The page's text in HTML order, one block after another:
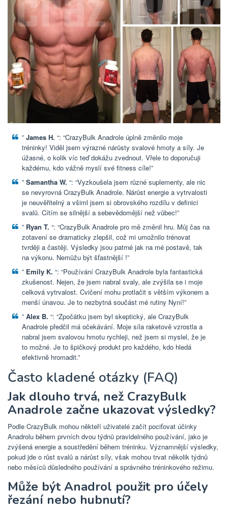
” James H. “: “CrazyBulk Anadrole úplně změnilo moje
tréninky! Viděl jsem výrazné nárůsty svalové hmoty a síly. Je
úžasné, o kolik víc teď dokážu zvednout. Vřele to doporučuji
každému, kdo vážně myslí své fitness cíle!”
” Samantha W. “: “Vyzkoušela jsem různé suplementy, ale nic
se nevyrovná CrazyBulk Anadrole. Nárůst energie a vytrvalosti
je neuvěřitelný a všiml jsem si obrovského rozdílu v definici
svalů. Cítím se silnější a sebevědomější než vůbec!”
” Ryan T. “: “CrazyBulk Anadrole pro mě změnil hru. Můj čas na
zotavení se dramaticky zlepšil, což mi umožnilo trénovat
tvrději a častěji. Výsledky jsou patrné jak na mé postavě, tak
na výkonu. Nemůžu být šťastnější !”
” Emily K. “: “Používání CrazyBulk Anadrole byla fantastická
zkušenost. Nejen, že jsem nabral svaly, ale zvýšila se i moje
celková vytrvalost. Cvičení mohu protlačit s větším výkonem a
menší únavou. Je to nezbytná součást mé rutiny Nyní!”
” Alex B. “: “Zpočátku jsem byl skeptický, ale CrazyBulk
Anadrole předčil má očekávání. Moje síla raketově vzrostla a
nabral jsem svalovou hmotu rychleji, než jsem si myslel, že je
to možné. Je to špičkový produkt pro každého, kdo hledá
efektivně hromadit.”
Často kladené otázky (FAQ)
Jak dlouho trvá, než CrazyBulk
Anadrole začne ukazovat výsledky?
Podle CrazyBulk mohou někteří uživatelé začít pociťovat účinky
Anadrolu během prvních dvou týdnů pravidelného používání, jako je
zvýšená energie a soustředění během tréninku. Významnější výsledky,
pokud jde o růst svalů a nárůst síly, však mohou trvat několik týdnů
nebo měsíců důsledného používání a správného tréninkového režimu.
Může být Anadrol použit pro účely
řezání nebo hubnutí?